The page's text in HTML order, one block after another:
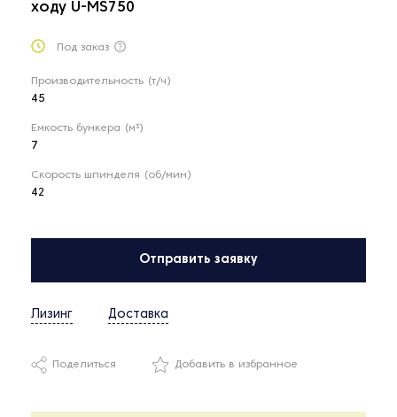
ходу U-MS750
Под заказ
Производительность (т/ч)
45
Емкость бункера (м³)
7
Скорость шпинделя (об/мин)
42
Отправить заявку
Лизинг Доставка
Поделиться Добавить в избранное